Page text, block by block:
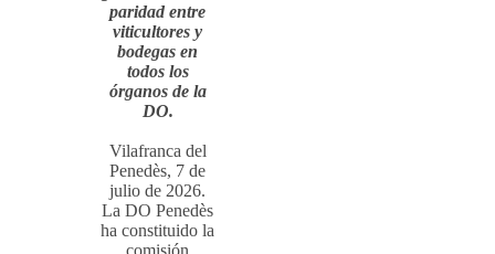
paridad entre
viticultores y
bodegas en
todos los
órganos de la
DO.
Vilafranca del
Penedès, 7 de
julio de 2026.
La DO Penedès
ha constituido la